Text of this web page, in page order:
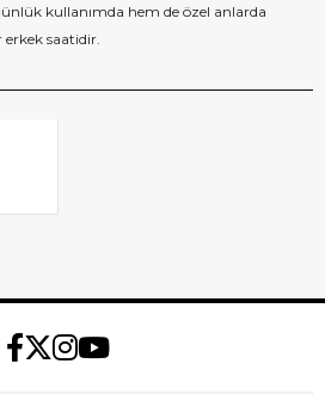
kullanımda hem de özel anlarda
saatidir.